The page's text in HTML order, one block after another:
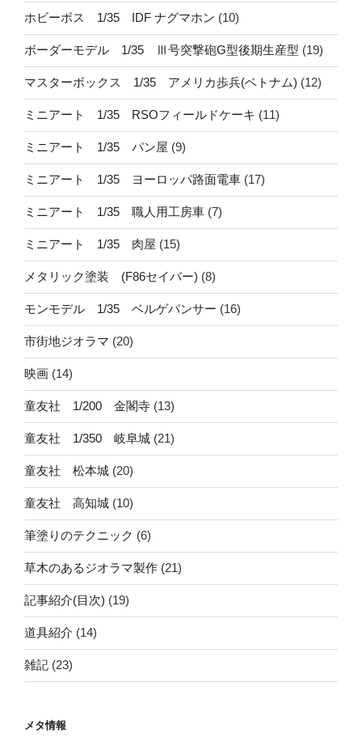
ホビーボス 1/35 IDF ナグマホン (10)
ボーダーモデル 1/35 Ⅲ号突撃砲G型後期生産型 (19)
マスターボックス 1/35 アメリカ歩兵(ベトナム) (12)
ミニアート 1/35 RSOフィールドケーキ (11)
ミニアート 1/35 パン屋 (9)
ミニアート 1/35 ヨーロッパ路面電車 (17)
ミニアート 1/35 職人用工房車 (7)
ミニアート 1/35 肉屋 (15)
メタリック塗装 (F86セイバー) (8)
モンモデル 1/35 ベルゲパンサー (16)
市街地ジオラマ (20)
映画 (14)
童友社 1/200 金閣寺 (13)
童友社 1/350 岐阜城 (21)
童友社 松本城 (20)
童友社 高知城 (10)
筆塗りのテクニック (6)
草木のあるジオラマ製作 (21)
記事紹介(目次) (19)
道具紹介 (14)
雑記 (23)
メタ情報